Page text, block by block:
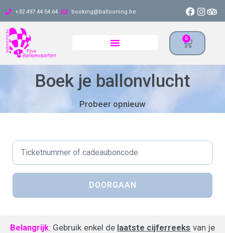
+32 497 44 54 64 booking@ballooning.be
0
Boek je ballonvlucht
Probeer opnieuw
Belangrijk: Gebruik enkel de laatste cijferreeks van je